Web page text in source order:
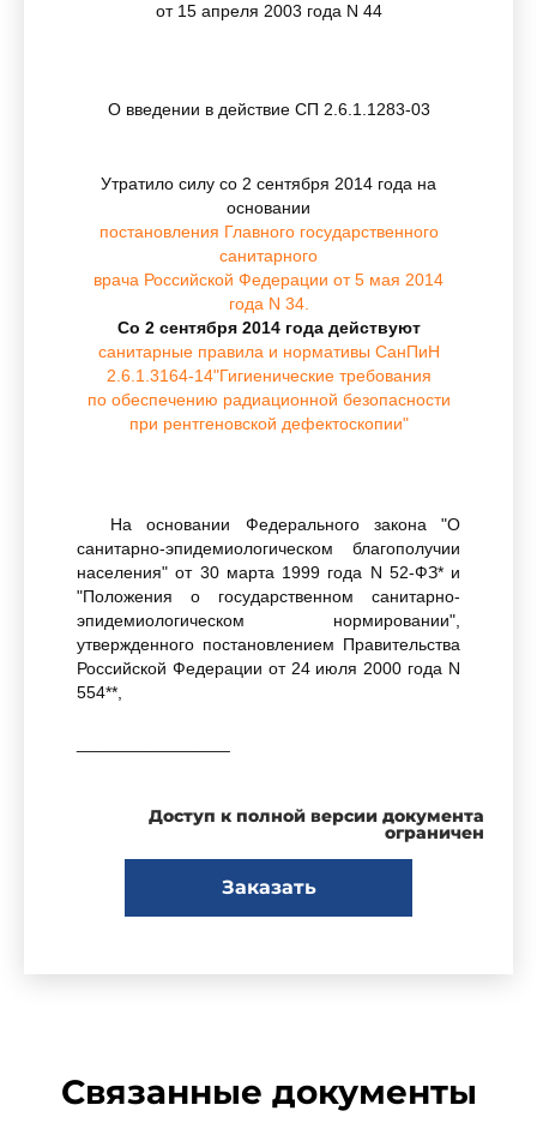
от 15 апреля 2003 года N 44
О введении в действие СП 2.6.1.1283-03
Утратило силу со 2 сентября 2014 года на
основании
постановления Главного государственного
санитарного
врача Российской Федерации от 5 мая 2014
года N 34.
Со 2 сентября 2014 года действуют
санитарные правила и нормативы СанПиН
2.6.1.3164-14"Гигиенические требования
по обеспечению радиационной безопасности
при рентгеновской дефектоскопии"
На основании Федерального закона "О
санитарно-эпидемиологическом благополучии
населения" от 30 марта 1999 года N 52-ФЗ* и
"Положения о государственном санитарно-
эпидемиологическом нормировании",
утвержденного постановлением Правительства
Российской Федерации от 24 июля 2000 года N
554**,
Федерации, 1999, N 14, ст.1650.
** Собрание законодательства Российской
Федерации, 2000, N 31, ст.3295.
1. Ввести в действиесанитарные правила
"Обеспечение радиационной безопасности при
Доступ к полной версии документа
ограничен
Заказать
Связанные документы